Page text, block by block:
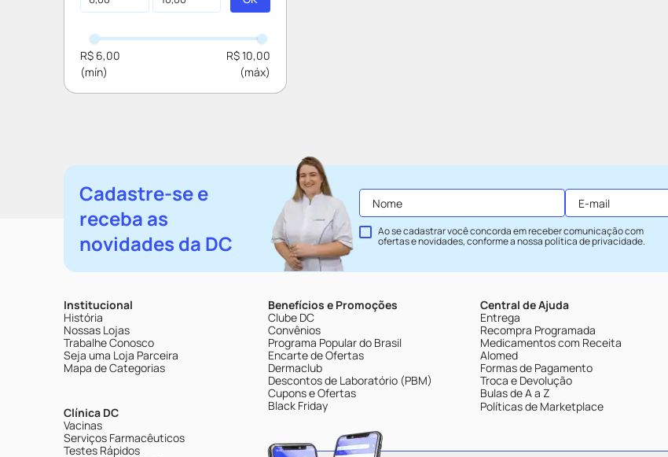
R$ 6,00 R$ 10,00
Cadastre-se e
receba as
novidades da DC
Ao se cadastrar você concorda em receber comunicação com
ofertas e novidades, conforme a nossapolítica de privacidade.
Institucional
História
Nossas Lojas
Trabalhe Conosco
Seja uma Loja Parceira
Mapa de Categorias
Clínica DC
Vacinas
Serviços Farmacêuticos
Testes Rápidos
Benefícios e Promoções
Clube DC
Convênios
Programa Popular do Brasil
Encarte de Ofertas
Dermaclub
Descontos de Laboratório (PBM)
Cupons e Ofertas
Black Friday
Central de Ajuda
Entrega
Recompra Programada
Medicamentos com Receita
Alomed
Formas de Pagamento
Troca e Devolução
Bulas de A a Z
Políticas de Marketplace